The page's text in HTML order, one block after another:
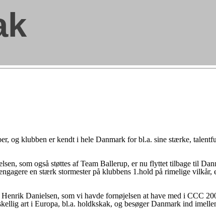
og klubben er kendt i hele Danmark for bl.a. sine stærke,
som også støttes af Team Ballerup, er nu flyttet tilbage til
en stærk stormester på klubbens 1.hold på rimelige
Danielsen, som vi havde fornøjelsen at have med i CCC
art i Europa, bl.a. holdkskak, og besøger Danmark ind